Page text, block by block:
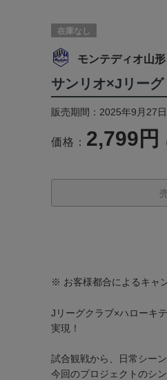
在庫なし
モンテディオ山形
サンリオ×Jリーグ
販売期間：2025年9月27
価格： 2,799円
※ お客様都合によるキャ
Jリーグクラブ×ハローキ
実現！
試合観戦から、日常シー
今回のプロジェクトのシ